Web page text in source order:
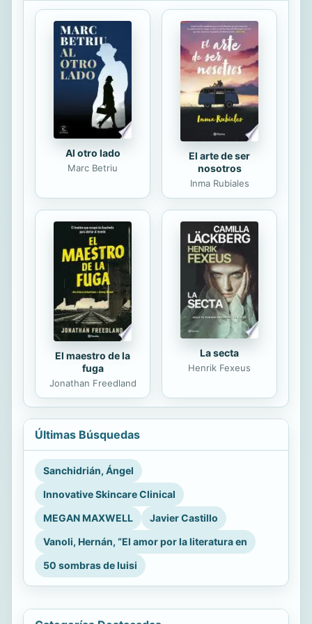
inadvertido instinto de mutua de
fensa, se estrecho aun mas si cabe
al calor de un generoso ideal rehuir
la atmosfera em bionte, o bien
laborarla. Hacer que su ramplo neria
dejase de destruir los mejores
entusiumos y aniquilar las
ambiciones en germen. About the...
Al otro lado
Marc Betriu
El arte de ser
nosotros
Inma Rubiales
El maestro de la
fuga
Jonathan Freedland
La secta
Henrik Fexeus
Últimas Búsquedas
Sanchidrián, Ángel
Innovative Skincare Clinical
MEGAN MAXWELL
Javier Castillo
Vanoli, Hernán, “El amor por la literatura en
50 sombras de luisi